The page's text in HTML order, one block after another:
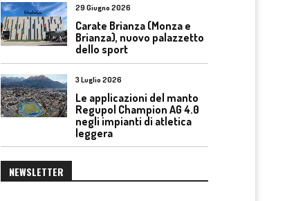
29 Giugno 2026
Carate Brianza (Monza e
Brianza), nuovo palazzetto
dello sport
3 Luglio 2026
Le applicazioni del manto
Regupol Champion AG 4.0
negli impianti di atletica
leggera
NEWSLETTER